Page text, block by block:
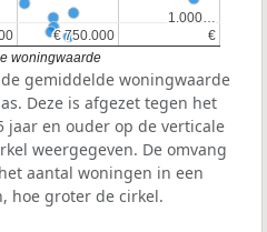
€ 750.000
€ 750.000 €
€
1.000…
1.000…
woningwaarde
gemiddelde woningwaarde
Deze is afgezet tegen het
jaar en ouder op de verticale
weergegeven. De omvang
aantal woningen in een
hoe groter de cirkel.